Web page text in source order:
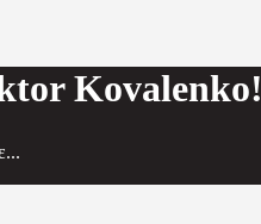
Kovalenko!